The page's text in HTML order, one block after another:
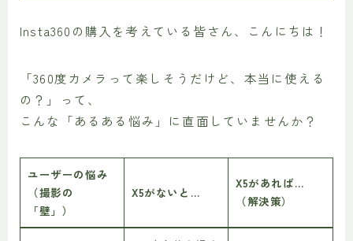
Insta360の購入を考えている皆さん、こんにちは！
「360度カメラって楽しそうだけど、本当に使える
の？」って、
こんな「あるある悩み」に直面していませんか？
ユーザーの悩み
（撮影の
「壁」）
X5がないと…
X5があれば…
（解決策）